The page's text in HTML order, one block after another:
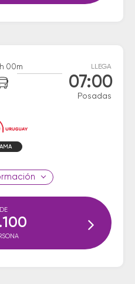
00m LLEGA
07:00
Posadas